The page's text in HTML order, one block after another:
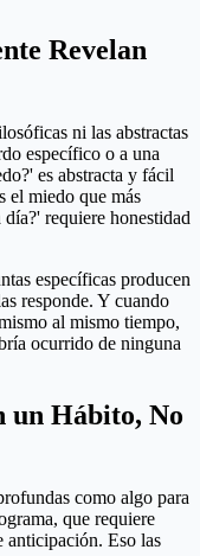
Revelan
ni las abstractas
específico o a una
es abstracta y fácil
el miedo que más
requiere honestidad
específicas producen
responde. Y cuando
al mismo tiempo,
ocurrido de ninguna
un Hábito, No
como algo para
que requiere
anticipación. Eso las